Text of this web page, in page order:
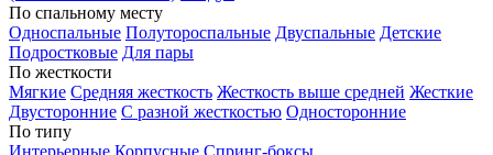
По спальному месту
Односпальные Полутороспальные Двуспальные Детские
Подростковые Для пары
По жесткости
Мягкие Средняя жесткость Жесткость выше средней Жесткие
Двусторонние С разной жесткостью Односторонние
По типу
Интерьерные Корпусные Спринг-боксы